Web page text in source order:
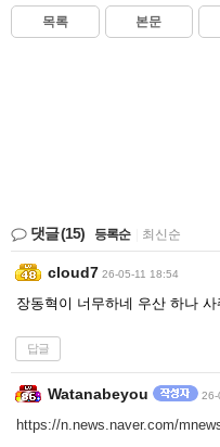
목록 본문
댓글(15) 등록순 최신순
cloud7 26-05-11 18:54
장동혁이 너무하네 우산 하나 사
답글
Watanabeyou 26-
https://n.news.naver.com/